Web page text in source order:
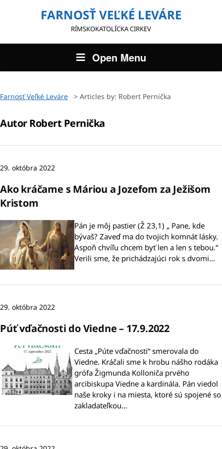
FARNOSŤ VEĽKÉ LEVÁRE
RÍMSKOKATOLÍCKA CIRKEV
Open Menu
Farnosť Veľké Leváre > Articles by: Robert Pernička
AutorRobert Pernička
29. októbra 2022
Ako kráčame s Máriou a Jozefom za Ježišom
Kristom
Pán je môj pastier (Ž 23,1) „ Pane, kde
bývaš? Zaveď ma do tvojich komnát lásky.
Aspoň chvíľu chcem byť len a len s tebou.“
Verili sme, že prichádzajúci rok s dvomi…
29. októbra 2022
Púť vďačnosti do Viedne – 17.9.2022
Cesta „Púte vďačnosti“ smerovala do
Viedne. Kráčali sme k hrobu nášho rodáka
grófa Žigmunda Kolloniča prvého
arcibiskupa Viedne a kardinála. Pán viedol
naše kroky i na miesta, ktoré sú spojené so
zakladateľkou…